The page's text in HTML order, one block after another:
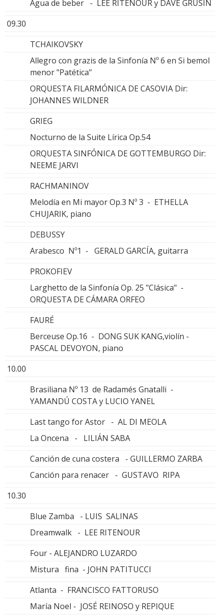
Agua de beber - LEE RITENOUR y DAVE GRUSIN
09.30
TCHAIKOVSKY
Allegro con grazis de la Sinfonía Nº 6 en Si bemol
menor "Patética"
ORQUESTA FILARMÓNICA DE CASOVIA Dir:
JOHANNES WILDNER
GRIEG
Nocturno de la Suite Lírica Op.54
ORQUESTA SINFÓNICA DE GOTTEMBURGO Dir:
NEEME JARVI
RACHMANINOV
Melodía en Mi mayor Op.3 Nº 3 - ETHELLA
CHUJARIK, piano
DEBUSSY
Arabesco Nº1 - GERALD GARCÍA, guitarra
PROKOFIEV
Larghetto de la Sinfonía Op. 25 "Clásica" -
ORQUESTA DE CÁMARA ORFEO
FAURÉ
Berceuse Op.16 - DONG SUK KANG,violín -
PASCAL DEVOYON, piano
10.00
Brasiliana Nº 13 de Radamés Gnatalli -
YAMANDÚ COSTA y LUCIO YANEL
Last tango for Astor - AL DI MEOLA
La Oncena - LILIÁN SABA
Canción de cuna costera - GUILLERMO ZARBA
Canción para renacer - GUSTAVO RIPA
10.30
Blue Zamba - LUIS SALINAS
Dreamwalk - LEE RITENOUR
Four - ALEJANDRO LUZARDO
Mistura fina - JOHN PATITUCCI
Atlanta - FRANCISCO FATTORUSO
María Noel - JOSÉ REINOSO y REPIQUE